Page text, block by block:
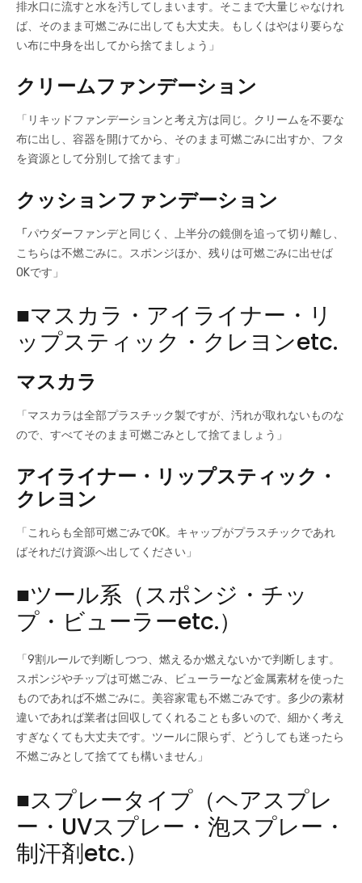
排水口に流すと水を汚してしまいます。そこまで大量じゃなけれ
ば、そのまま可燃ごみに出しても大丈夫。もしくはやはり要らな
い布に中身を出してから捨てましょう」
クリームファンデーション
「リキッドファンデーションと考え方は同じ。クリームを不要な
布に出し、容器を開けてから、そのまま可燃ごみに出すか、フタ
を資源として分別して捨てます」
クッションファンデーション
「 パウダーファンデと同じく、上半分の鏡側を追って切り離し、
こちらは不燃ごみに。スポンジほか、残りは可燃ごみに出せば
OKです」
■マスカラ・アイライナー・リ
ップスティック・クレヨンetc.
マスカラ
「マスカラは全部プラスチック製ですが、汚れが取れないものな
ので、すべてそのまま可燃ごみとして捨てましょう」
アイライナー・リップスティック・
クレヨン
「これらも全部可燃ごみでOK。キャップがプラスチックであれ
ばそれだけ資源へ出してください」
■ツール系（スポンジ・チッ
プ・ビューラーetc.）
「9割ルールで判断しつつ、燃えるか燃えないかで判断します。
スポンジやチップは可燃ごみ、ビューラーなど金属素材を使った
ものであれば不燃ごみに。美容家電も不燃ごみです。多少の素材
違いであれば業者は回収してくれることも多いので、細かく考え
すぎなくても大丈夫です。ツールに限らず、どうしても迷ったら
不燃ごみとして捨てても構いません」
■スプレータイプ（ヘアスプレ
ー・UVスプレー・泡スプレー・
制汗剤etc.）